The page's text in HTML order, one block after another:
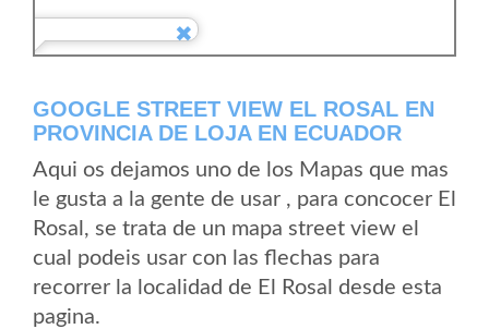
GOOGLE STREET VIEW EL ROSAL EN
PROVINCIA DE LOJA EN ECUADOR
Aqui os dejamos uno de los Mapas que mas
le gusta a la gente de usar , para concocer El
Rosal, se trata de un mapa street view el
cual podeis usar con las flechas para
recorrer la localidad de El Rosal desde esta
pagina.